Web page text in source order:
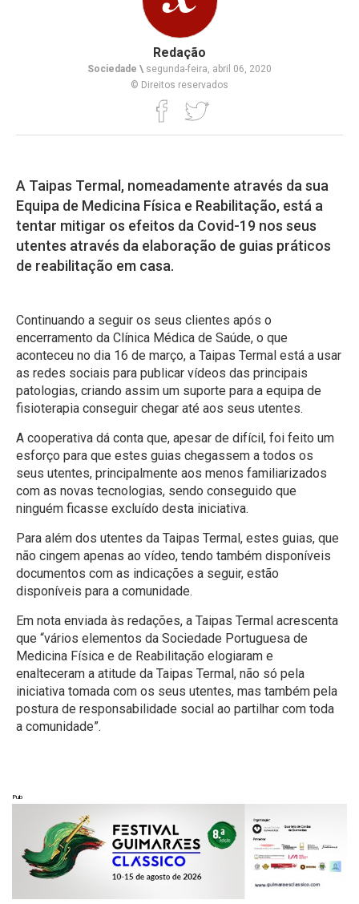
Redação
Sociedade \ segunda-feira, abril 06, 2020
© Direitos reservados
A Taipas Termal, nomeadamente através da sua
Equipa de Medicina Física e Reabilitação, está a
tentar mitigar os efeitos da Covid-19 nos seus
utentes através da elaboração de guias práticos
de reabilitação em casa.
Continuando a seguir os seus clientes após o
encerramento da Clínica Médica de Saúde, o que
aconteceu no dia 16 de março, a Taipas Termal está a usar
as redes sociais para publicar vídeos das principais
patologias, criando assim um suporte para a equipa de
fisioterapia conseguir chegar até aos seus utentes.
A cooperativa dá conta que, apesar de difícil, foi feito um
esforço para que estes guias chegassem a todos os
seus utentes, principalmente aos menos familiarizados
com as novas tecnologias, sendo conseguido que
ninguém ficasse excluído desta iniciativa.
Para além dos utentes da Taipas Termal, estes guias, que
não cingem apenas ao vídeo, tendo também disponíveis
documentos com as indicações a seguir, estão
disponíveis para a comunidade.
Em nota enviada às redações, a Taipas Termal acrescenta
que “vários elementos da Sociedade Portuguesa de
Medicina Física e de Reabilitação elogiaram e
enalteceram a atitude da Taipas Termal, não só pela
iniciativa tomada com os seus utentes, mas também pela
postura de responsabilidade social ao partilhar com toda
a comunidade”.
Pub